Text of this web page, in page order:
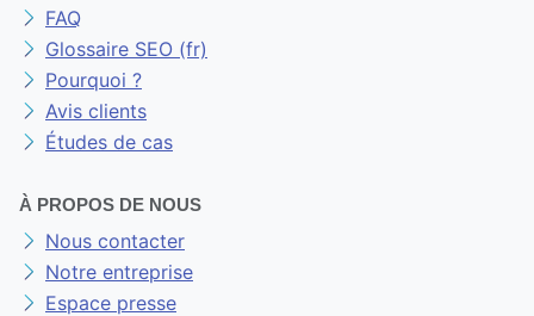
FAQ
Glossaire SEO (fr)
Pourquoi ?
Avis clients
Études de cas
À PROPOS DE NOUS
Nous contacter
Notre entreprise
Espace presse